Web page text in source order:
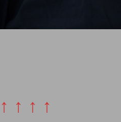
↑ ↑ ↑